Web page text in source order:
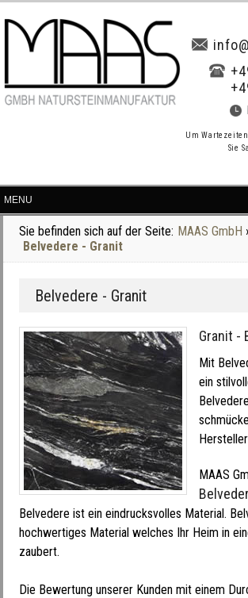
Um
Sie
Sie befinden sich auf der Seite: MAAS GmbH ›
Belvedere - Granit
Belvedere - Granit
Granit -
Mit
ein
MAAS
Belvedere ist ein eindrucksvolles Material.
hochwertiges Material welches Ihr Heim in
zaubert.
Die Bewertung unserer Kunden mit einem